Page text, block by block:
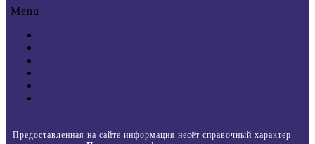
Menu
Предоставленная на сайте информация несёт справочный характер.